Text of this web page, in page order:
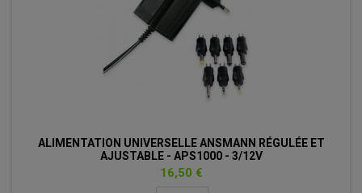
ALIMENTATION UNIVERSELLE ANSMANN RÉGULÉE ET
AJUSTABLE - APS1000 - 3/12V
Prix
16,50 €